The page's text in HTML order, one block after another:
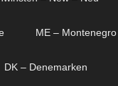
ME – Montenegro
DK – Denemarken